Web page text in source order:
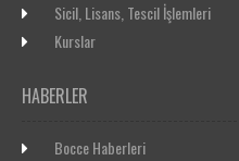
Sicil, Lisans, Tescil İşlemleri
Kurslar
HABERLER
Bocce Haberleri